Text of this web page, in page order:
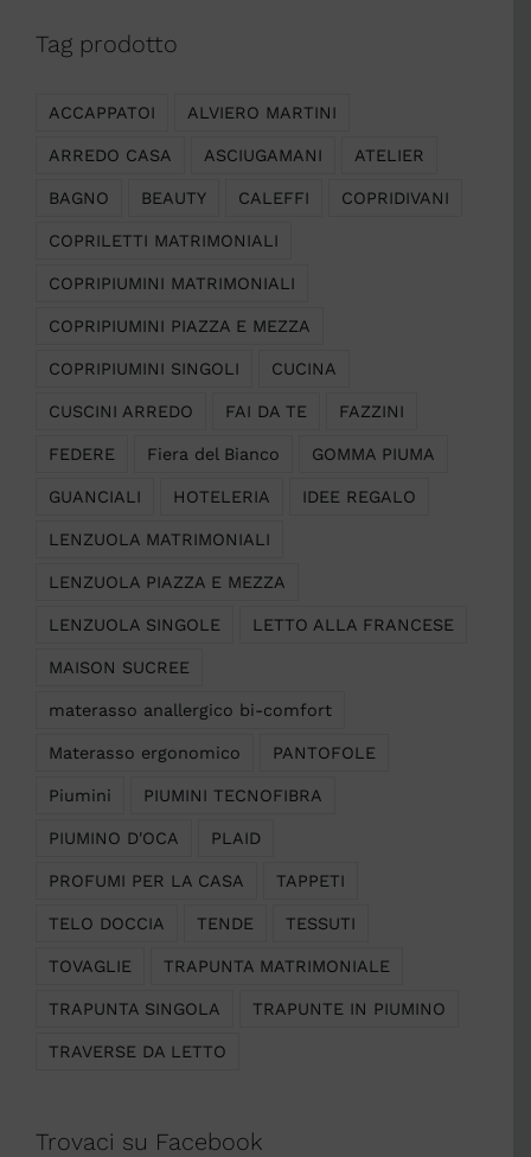
Tag prodotto
ACCAPPATOI ALVIERO MARTINI
ARREDO CASA ASCIUGAMANI ATELIER
BAGNO BEAUTY CALEFFI COPRIDIVANI
COPRILETTI MATRIMONIALI
COPRIPIUMINI MATRIMONIALI
COPRIPIUMINI PIAZZA E MEZZA
COPRIPIUMINI SINGOLI CUCINA
CUSCINI ARREDO FAI DA TE FAZZINI
FEDERE Fiera del Bianco GOMMA PIUMA
GUANCIALI HOTELERIA IDEE REGALO
LENZUOLA MATRIMONIALI
LENZUOLA PIAZZA E MEZZA
LENZUOLA SINGOLE LETTO ALLA FRANCESE
MAISON SUCREE
materasso anallergico bi-comfort
Materasso ergonomico PANTOFOLE
Piumini PIUMINI TECNOFIBRA
PIUMINO D'OCA PLAID
PROFUMI PER LA CASA TAPPETI
TELO DOCCIA TENDE TESSUTI
TOVAGLIE TRAPUNTA MATRIMONIALE
TRAPUNTA SINGOLA TRAPUNTE IN PIUMINO
TRAVERSE DA LETTO
Trovaci su Facebook